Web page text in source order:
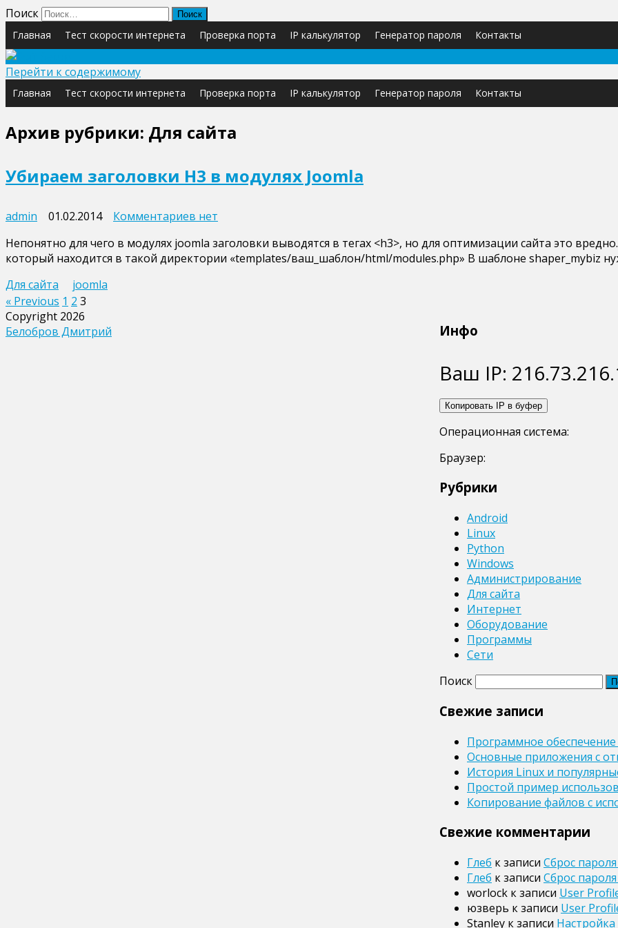
Поиск
Главная Тест скорости интернета Проверка порта IP калькулятор Генератор пароля Контакты
Перейти к содержимому
Главная Тест скорости интернета Проверка порта IP калькулятор Генератор пароля Контакты
Архив рубрики: Для сайта
Убираем заголовки H3 в модулях Joomla
admin 01.02.2014 Комментариев к
Убираем
заголовки
нет
Непонятно для чего в модулях joomla заголовки выводятся в тегах <h3>, но для оптимизации сайта это
который находится в такой директории «templates/ваш_шаблон/html/modules.php» В шаблоне shaper_mybiz
Для сайта
joomla
Пагинация
записей
« Previous 1 2 3
Инфо
Ваш IP:
Копировать IP в буфер
Операционная система:
Браузер:
Рубрики
Android
Linux
Python
Windows
Администрирование
Для сайта
Интернет
Оборудование
Программы
Сети
Поиск
Свежие записи
Программное
Основные приложения с
История Linux и
Простой пример
Копирование файлов с
Свежие комментарии
Глеб к записи Сброс
Глеб к записи Сброс
worlock к записи User
юзверь к записи User
Stanley к записи
Copyright 2026
Белобров Дмитрий